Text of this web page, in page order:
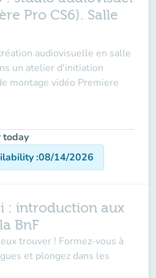
Pro CS6). Salle
audiovisuelle en salle
un atelier d'initiation
montage vidéo Premiere
today
:08/14/2026
: introduction aux
BnF
trouver ! Formez-vous à
et plongez dans les